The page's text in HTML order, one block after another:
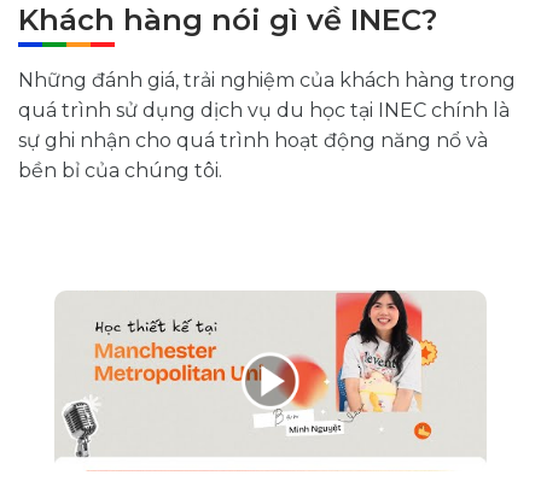
Khách hàng nói gì về INEC?
Những đánh giá, trải nghiệm của khách hàng trong
quá trình sử dụng dịch vụ du học tại INEC chính là
sự ghi nhận cho quá trình hoạt động năng nổ và
bền bỉ của chúng tôi.